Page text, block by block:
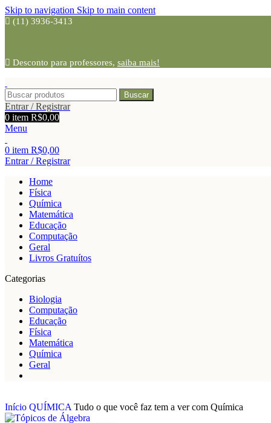
Skip to navigation Skip to main content
(11) 3936-3413
Desconto para professores, saiba mais!
Buscar
Entrar / Registrar
0 item R$0,00
Menu
0 item R$0,00
Entrar / Registrar
Home
Física
Química
Matemática
Educação
Computação
Geral
Livros Gratuítos
Categorias
Biologia
Computação
Educação
Física
Matemática
Química
Geral
Início QUÍMICA Tudo o que você faz tem a ver com Química